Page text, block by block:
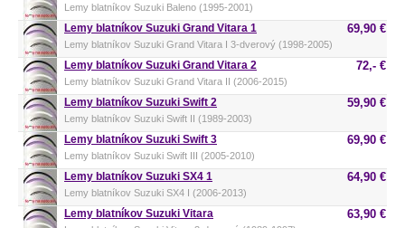
Lemy blatníkov Suzuki Baleno (1995-2001)
Lemy blatníkov Suzuki Grand Vitara 1
Lemy blatníkov Suzuki Grand Vitara I 3-dverový (1998-2005)
69,90 €
Lemy blatníkov Suzuki Grand Vitara 2
Lemy blatníkov Suzuki Grand Vitara II (2006-2015)
72,- €
Lemy blatníkov Suzuki Swift 2
Lemy blatníkov Suzuki Swift II (1989-2003)
59,90 €
Lemy blatníkov Suzuki Swift 3
Lemy blatníkov Suzuki Swift III (2005-2010)
69,90 €
Lemy blatníkov Suzuki SX4 1
Lemy blatníkov Suzuki SX4 I (2006-2013)
64,90 €
Lemy blatníkov Suzuki Vitara 63,90 €